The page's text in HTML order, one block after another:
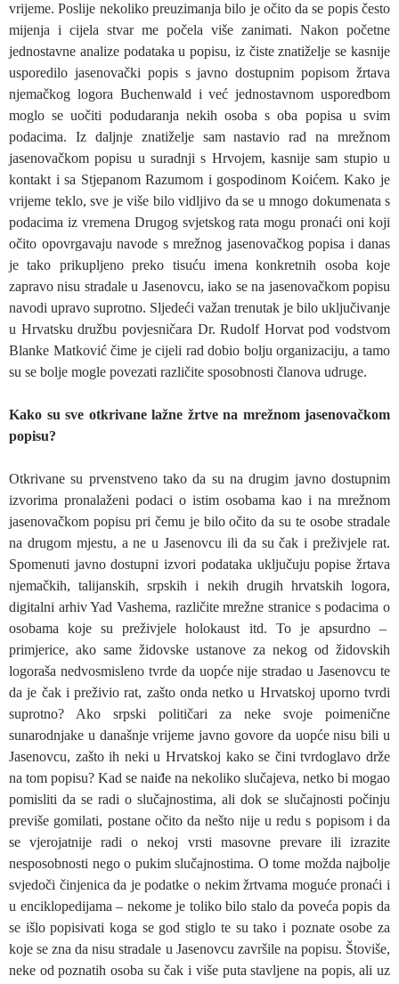
vrijeme. Poslije nekoliko preuzimanja bilo je očito da se popis često
mijenja i cijela stvar me počela više zanimati. Nakon početne
jednostavne analize podataka u popisu, iz čiste znatiželje se kasnije
usporedilo jasenovački popis s javno dostupnim popisom žrtava
njemačkog logora Buchenwald i već jednostavnom usporedbom
moglo se uočiti podudaranja nekih osoba s oba popisa u svim
podacima. Iz daljnje znatiželje sam nastavio rad na mrežnom
jasenovačkom popisu u suradnji s Hrvojem, kasnije sam stupio u
kontakt i sa Stjepanom Razumom i gospodinom Koićem. Kako je
vrijeme teklo, sve je više bilo vidljivo da se u mnogo dokumenata s
podacima iz vremena Drugog svjetskog rata mogu pronaći oni koji
očito opovrgavaju navode s mrežnog jasenovačkog popisa i danas
je tako prikupljeno preko tisuću imena konkretnih osoba koje
zapravo nisu stradale u Jasenovcu, iako se na jasenovačkom popisu
navodi upravo suprotno. Sljedeći važan trenutak je bilo uključivanje
u Hrvatsku družbu povjesničara Dr. Rudolf Horvat pod vodstvom
Blanke Matković čime je cijeli rad dobio bolju organizaciju, a tamo
su se bolje mogle povezati različite sposobnosti članova udruge.
Kako su sve otkrivane lažne žrtve na mrežnom jasenovačkom
popisu?
Otkrivane su prvenstveno tako da su na drugim javno dostupnim
izvorima pronalaženi podaci o istim osobama kao i na mrežnom
jasenovačkom popisu pri čemu je bilo očito da su te osobe stradale
na drugom mjestu, a ne u Jasenovcu ili da su čak i preživjele rat.
Spomenuti javno dostupni izvori podataka uključuju popise žrtava
njemačkih, talijanskih, srpskih i nekih drugih hrvatskih logora,
digitalni arhiv Yad Vashema, različite mrežne stranice s podacima o
osobama koje su preživjele holokaust itd. To je apsurdno –
primjerice, ako same židovske ustanove za nekog od židovskih
logoraša nedvosmisleno tvrde da uopće nije stradao u Jasenovcu te
da je čak i preživio rat, zašto onda netko u Hrvatskoj uporno tvrdi
suprotno? Ako srpski političari za neke svoje poimenične
sunarodnjake u današnje vrijeme javno govore da uopće nisu bili u
Jasenovcu, zašto ih neki u Hrvatskoj kako se čini tvrdoglavo drže
na tom popisu? Kad se naiđe na nekoliko slučajeva, netko bi mogao
pomisliti da se radi o slučajnostima, ali dok se slučajnosti počinju
previše gomilati, postane očito da nešto nije u redu s popisom i da
se vjerojatnije radi o nekoj vrsti masovne prevare ili izrazite
nesposobnosti nego o pukim slučajnostima. O tome možda najbolje
svjedoči činjenica da je podatke o nekim žrtvama moguće pronaći i
u enciklopedijama – nekome je toliko bilo stalo da poveća popis da
se išlo popisivati koga se god stiglo te su tako i poznate osobe za
koje se zna da nisu stradale u Jasenovcu završile na popisu. Štoviše,
neke od poznatih osoba su čak i više puta stavljene na popis, ali uz